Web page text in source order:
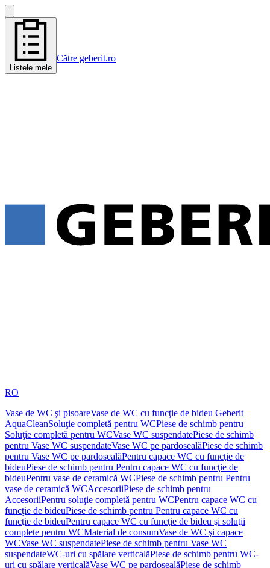
Listele mele
Către geberit.ro
RO
Vase de WC şi pisoareVase de WC cu funcţie de bideu Geberit
AquaCleanSoluţie completă pentru WCPiese de schimb pentru
Soluţie completă pentru WCVase WC suspendatePiese de schimb
pentru Vase WC suspendateVase WC pe pardosealăPiese de schimb
pentru Vase WC pe pardosealăPentru capace WC cu funcţie de
bideuPiese de schimb pentru Pentru capace WC cu funcţie de
bideuPentru vase de ceramică WCPiese de schimb pentru Pentru
vase de ceramică WCAccesoriiPiese de schimb pentru
AccesoriiPentru soluţie completă pentru WCPentru capace WC cu
funcţie de bideuPiese de schimb pentru Pentru capace WC cu
funcţie de bideuPentru capace WC cu funcţie de bideu şi soluţii
complete pentru WCMaterial de consumVase de WC şi capace
WCVase WC suspendatePiese de schimb pentru Vase WC
suspendateWC-uri cu spălare verticalăPiese de schimb pentru WC-
uri cu spălare verticalăVase WC pe pardosealăPiese de schimb